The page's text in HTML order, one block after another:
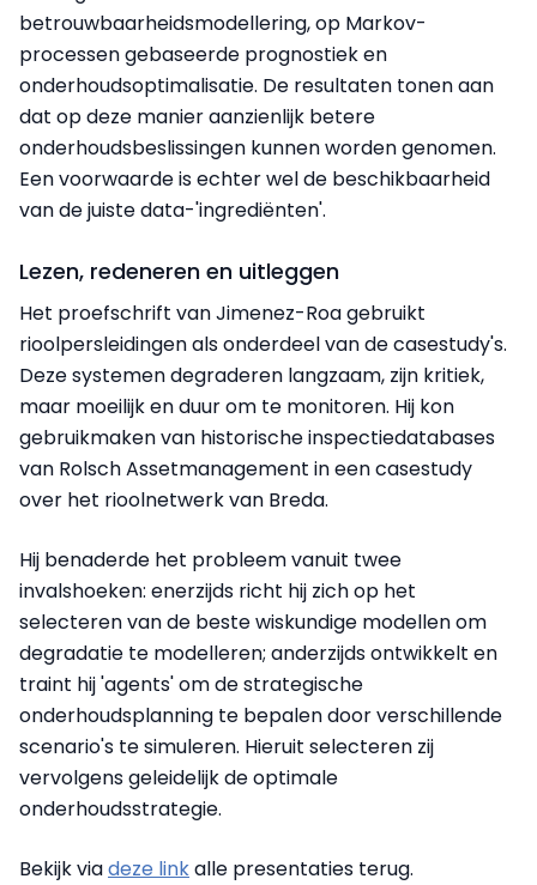
betrouwbaarheidsmodellering, op Markov-
processen gebaseerde prognostiek en
onderhoudsoptimalisatie. De resultaten tonen aan
dat op deze manier aanzienlijk betere
onderhoudsbeslissingen kunnen worden genomen.
Een voorwaarde is echter wel de beschikbaarheid
van de juiste data-'ingrediënten'.
Lezen, redeneren en uitleggen
Het proefschrift van Jimenez-Roa gebruikt
rioolpersleidingen als onderdeel van de casestudy's.
Deze systemen degraderen langzaam, zijn kritiek,
maar moeilijk en duur om te monitoren. Hij kon
gebruikmaken van historische inspectiedatabases
van Rolsch Assetmanagement in een casestudy
over het rioolnetwerk van Breda.
Hij benaderde het probleem vanuit twee
invalshoeken: enerzijds richt hij zich op het
selecteren van de beste wiskundige modellen om
degradatie te modelleren; anderzijds ontwikkelt en
traint hij 'agents' om de strategische
onderhoudsplanning te bepalen door verschillende
scenario's te simuleren. Hieruit selecteren zij
vervolgens geleidelijk de optimale
onderhoudsstrategie.
Bekijk viadeze linkalle presentaties terug.